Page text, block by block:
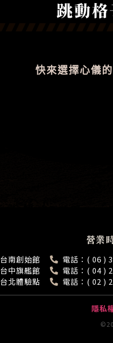
快來選擇心儀
營業
台南創始館 電話：( 06 )
台中旗艦館
電話：( 04 )
台北體驗點
電話：( 02 )
隱私